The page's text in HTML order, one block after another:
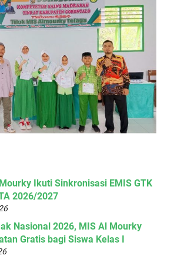
Ikuti Sinkronisasi EMIS GTK
2026/2027
Nasional 2026, MIS Al Mourky
Gratis bagi Siswa Kelas I